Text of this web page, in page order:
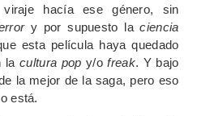
hacía ese género, sin
y por supuesto laciencia
esta película haya quedado
lacultura pop y/ofreak. Y bajo
la mejor de la saga, pero eso
está.